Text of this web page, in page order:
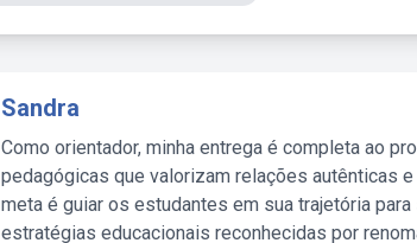
Sandra
Como orientador, minha entrega é completa ao
pedagógicas que valorizam relações autênticas
meta é guiar os estudantes em sua trajetória
estratégias educacionais reconhecidas por